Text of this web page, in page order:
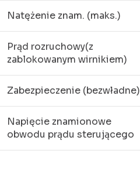
Natężenie znam. (maks.)
Prąd rozruchowy(z
zablokowanym wirnikiem)
Zabezpieczenie (bezwładne)
Napięcie znamionowe
obwodu prądu sterującego